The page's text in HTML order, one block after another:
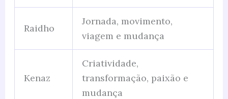
Raidho
Jornada, movimento,
viagem e mudança
Kenaz
Criatividade,
transformação, paixão e
mudança